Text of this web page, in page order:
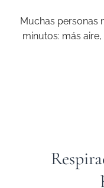
Muchas personas
minutos: más